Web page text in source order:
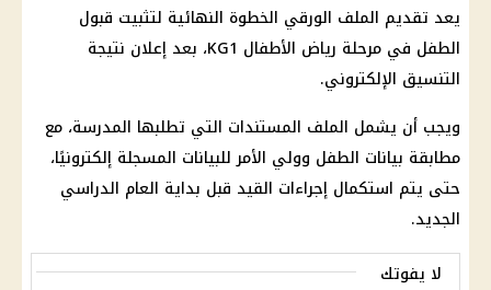
يعد تقديم الملف الورقي الخطوة النهائية لتثبيت قبول
الطفل في مرحلة رياض الأطفال KG1، بعد إعلان نتيجة
التنسيق الإلكتروني.
ويجب أن يشمل الملف المستندات التي تطلبها المدرسة، مع
مطابقة بيانات الطفل وولي الأمر للبيانات المسجلة إلكترونيًا،
حتى يتم استكمال إجراءات القيد قبل بداية العام الدراسي
الجديد.
لا يفوتك